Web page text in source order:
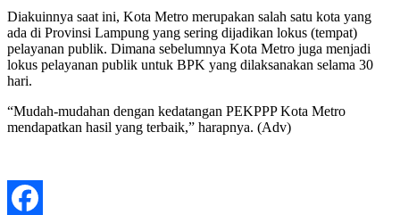
Diakuinnya saat ini, Kota Metro merupakan salah satu kota yang
ada di Provinsi Lampung yang sering dijadikan lokus (tempat)
pelayanan publik. Dimana sebelumnya Kota Metro juga menjadi
lokus pelayanan publik untuk BPK yang dilaksanakan selama 30
hari.
“Mudah-mudahan dengan kedatangan PEKPPP Kota Metro
mendapatkan hasil yang terbaik,” harapnya. (Adv)